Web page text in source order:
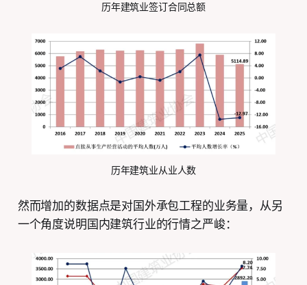
历年建筑业签订合同总额
历年建筑业从业人数
然而增加的数据点是对国外承包工程的业务量，从另
一个角度说明国内建筑行业的行情之严峻：